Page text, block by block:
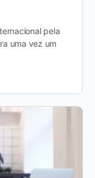
pela
uma vez um